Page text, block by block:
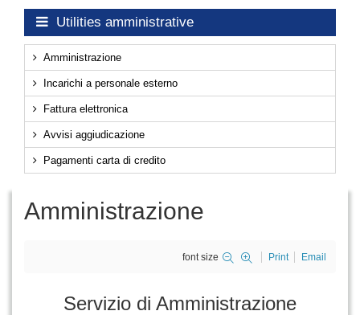
Utilities amministrative
Amministrazione
Incarichi a personale esterno
Fattura elettronica
Avvisi aggiudicazione
Pagamenti carta di credito
Amministrazione
font size Print Email
Servizio di Amministrazione